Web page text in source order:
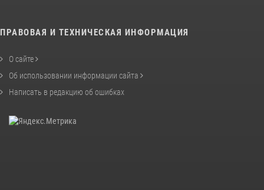
ПРАВОВАЯ И ТЕХНИЧЕСКАЯ ИНФОРМАЦИЯ
О сайте
Об использовании информации сайта
Написать в редакцию об ошибках